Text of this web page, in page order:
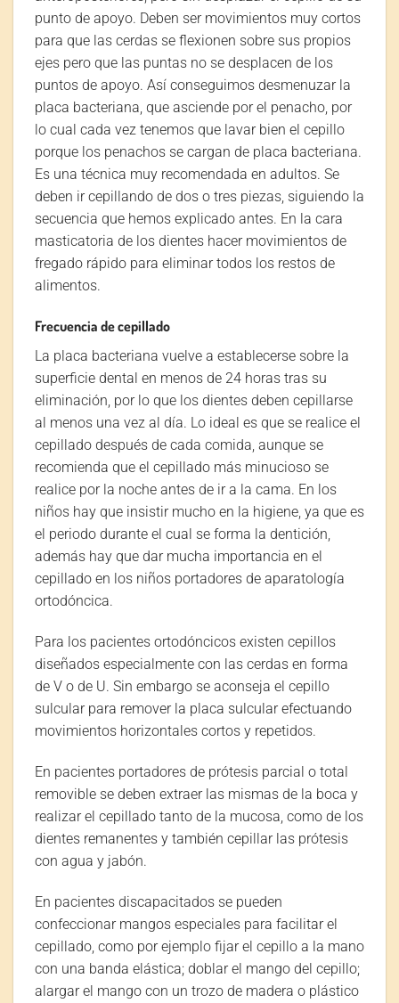
punto de apoyo. Deben ser movimientos muy cortos
para que las cerdas se flexionen sobre sus propios
ejes pero que las puntas no se desplacen de los
puntos de apoyo. Así conseguimos desmenuzar la
placa bacteriana, que asciende por el penacho, por
lo cual cada vez tenemos que lavar bien el cepillo
porque los penachos se cargan de placa bacteriana.
Es una técnica muy recomendada en adultos. Se
deben ir cepillando de dos o tres piezas, siguiendo la
secuencia que hemos explicado antes. En la cara
masticatoria de los dientes hacer movimientos de
fregado rápido para eliminar todos los restos de
alimentos.
Frecuencia de cepillado
La placa bacteriana vuelve a establecerse sobre la
superficie dental en menos de 24 horas tras su
eliminación, por lo que los dientes deben cepillarse
al menos una vez al día. Lo ideal es que se realice el
cepillado después de cada comida, aunque se
recomienda que el cepillado más minucioso se
realice por la noche antes de ir a la cama. En los
niños hay que insistir mucho en la higiene, ya que es
el periodo durante el cual se forma la dentición,
además hay que dar mucha importancia en el
cepillado en los niños portadores de aparatología
ortodóncica.
Para los pacientes ortodóncicos existen cepillos
diseñados especialmente con las cerdas en forma
de V o de U. Sin embargo se aconseja el cepillo
sulcular para remover la placa sulcular efectuando
movimientos horizontales cortos y repetidos.
En pacientes portadores de prótesis parcial o total
removible se deben extraer las mismas de la boca y
realizar el cepillado tanto de la mucosa, como de los
dientes remanentes y también cepillar las prótesis
con agua y jabón.
En pacientes discapacitados se pueden
confeccionar mangos especiales para facilitar el
cepillado, como por ejemplo fijar el cepillo a la mano
con una banda elástica; doblar el mango del cepillo;
alargar el mango con un trozo de madera o plástico